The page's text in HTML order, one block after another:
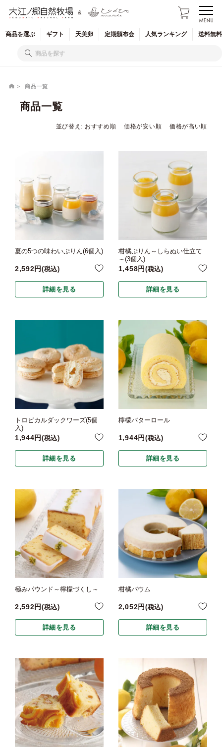
&
商品を選ぶ ギフト 天美卵 定期頒布会 人気ランキング 送料無
商品一覧
商品一覧
並び替え おすすめ順 価格が安い順 価格が高い順
夏の5つの味わいぷりん(6個入)
2,592 税込
詳細を見る
柑橘ぷりん～しらぬい仕立て
～(3個入)
1,458 税込
詳細を見る
トロピカルダックワーズ(5個
入)
1,944 税込
詳細を見る
檸檬バターロール
1,944 税込
詳細を見る
極みパウンド～檸檬づくし～
2,592 税込
詳細を見る
柑橘バウム
2,052 税込
詳細を見る